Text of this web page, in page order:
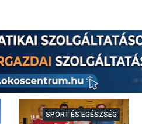
SPORT ÉS EGÉSZSÉG